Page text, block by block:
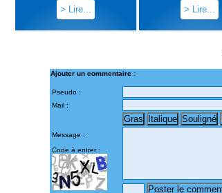
> Lire... > Lire...
Ajouter un commentaire :
Pseudo :
Mail :
Message :
Code à entrer :